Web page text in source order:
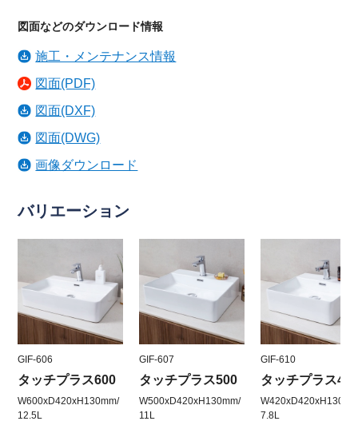
図面などのダウンロード情報
施工・メンテナンス情報
図面(PDF)
図面(DXF)
図面(DWG)
画像ダウンロード
バリエーション
GIF-606
タッチプラス600
W600xD420xH130mm/
12.5L
GIF-607
タッチプラス500
W500xD420xH130mm/
11L
GIF-610
タッチプラス
7.8L